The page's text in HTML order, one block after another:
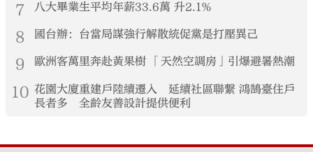
7 八大畢業生平均年薪33.6萬 升2.1%
8 國台辦：台當局謀強行解散統促黨是打壓異己
9 歐洲客萬里奔赴黃果樹 「天然空調房」引爆避暑熱潮
10 花園大廈重建戶陸續遷入 延續社區聯繫 鴻鵠臺住戶
長者多 全齡友善設計提供便利